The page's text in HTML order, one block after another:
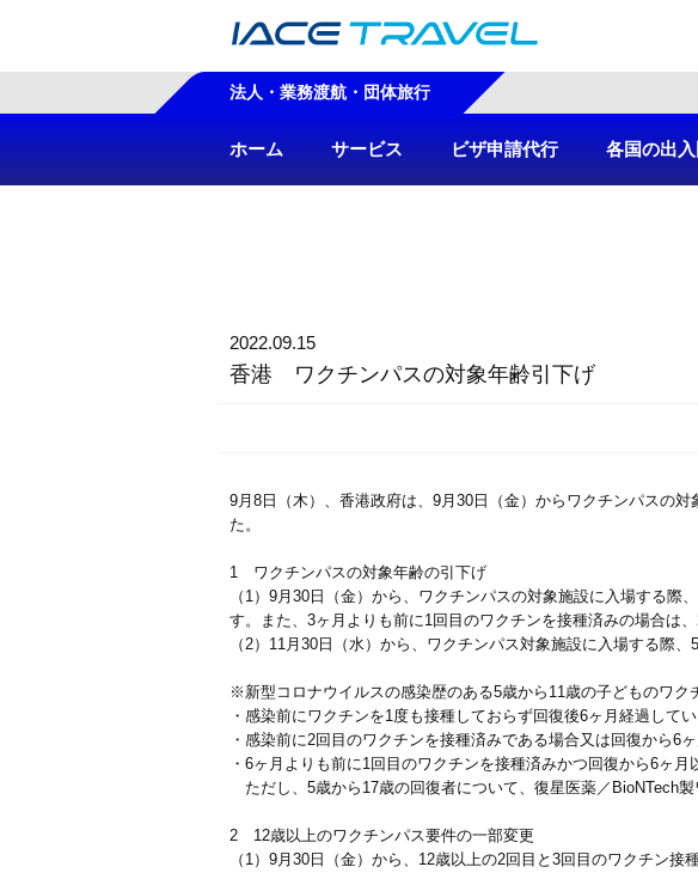
法人・業務渡航・団体旅行
ホーム サービス ビザ申請代行 各国の出
2022.09.15
香港 ワクチンパスの対象年齢引下げ
9月8日（木）、香港政府は、9月30日（金）からワクチンパスの
た。
1 ワクチンパスの対象年齢の引下げ
（1）9月30日（金）から、ワクチンパスの対象施設に入場する
す。また、3ヶ月よりも前に1回目のワクチンを接種済みの場合は
（2）11月30日（水）から、ワクチンパス対象施設に入場する際
※新型コロナウイルスの感染歴のある5歳から11歳の子どものワク
・感染前にワクチンを1度も接種しておらず回復後6ヶ月経過して
・感染前に2回目のワクチンを接種済みである場合又は回復から6
・6ヶ月よりも前に1回目のワクチンを接種済みかつ回復から6ヶ
ただし、5歳から17歳の回復者について、復星医薬／BioNTech
2 12歳以上のワクチンパス要件の一部変更
（1）9月30日（金）から、12歳以上の2回目と3回目のワクチン接